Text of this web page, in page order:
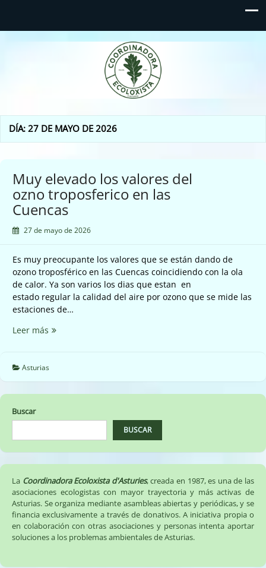
Coordinadora Ecoloxista
d'Asturies
DÍA:27 DE MAYO DE 2026
Muy elevado los valores del
ozno troposferico en las
Cuencas
27 de mayo de 2026
Es muy preocupante los valores que se están dando de
ozono troposférico en las Cuencas coincidiendo con la ola
de calor. Ya son varios los dias que estan en
estado regular la calidad del aire por ozono que se mide las
estaciones de…
Leer más Muy
valores
del
ozno
Cuencas
Asturias
Buscar
BUSCAR
La Coordinadora Ecoloxista d'Asturies, creada en 1987, es una de las
asociaciones ecologistas con mayor trayectoria y más activas de
Asturias. Se organiza mediante asambleas abiertas y periódicas, y se
financia exclusivamente a través de donativos. A iniciativa propia o
en colaboración con otras asociaciones y personas intenta aportar
soluciones a los problemas ambientales de Asturias.